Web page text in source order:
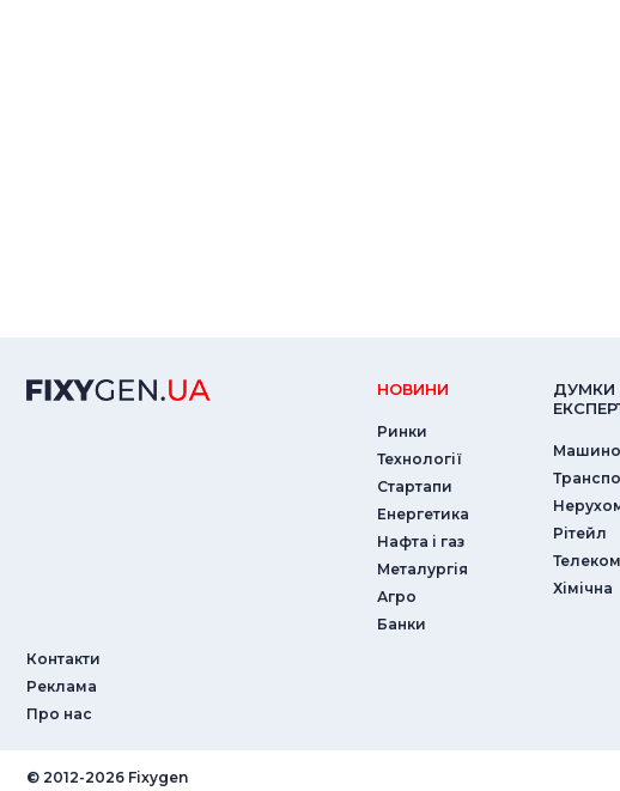
Контакти
Реклама
Про нас
НОВИНИ
Ринки
Технології
Стартапи
Енергетика
Нафта і газ
Металургія
Агро
Банки
ДУМКИ
Рітейл
Телеком
Хімічна
© ‎2012-2026 Fixygen